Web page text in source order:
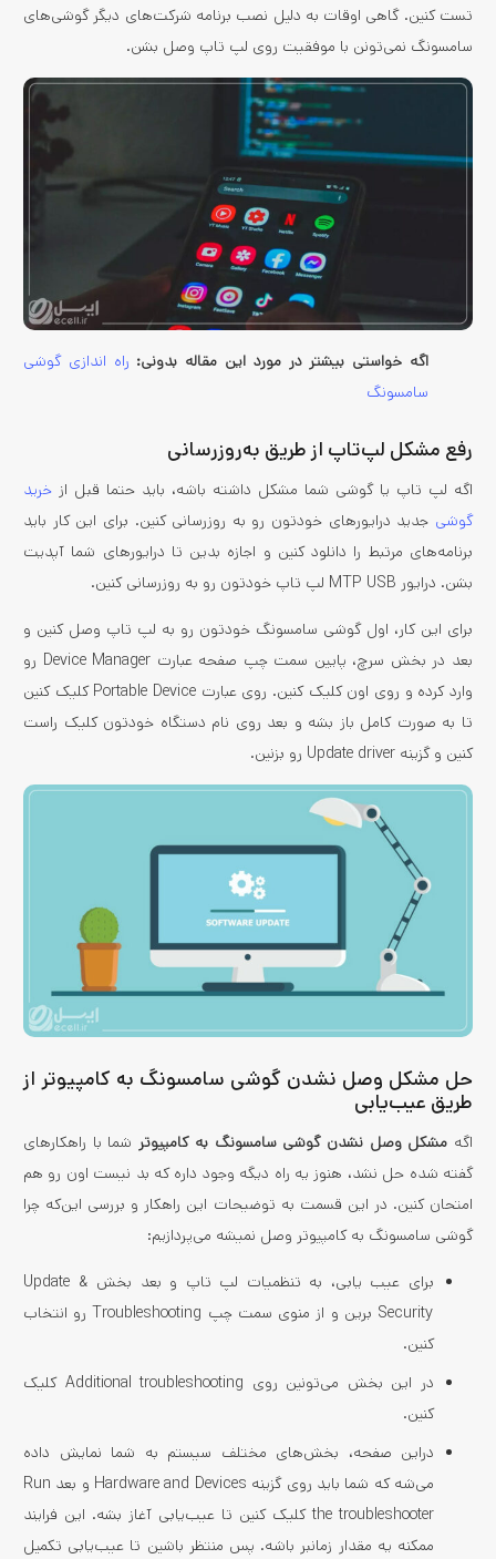
تست کنین. گاهی اوقات به دلیل نصب برنامه شرکت‌های دیگر گوشی‌های
سامسونگ نمی‌تونن با موفقیت روی لپ تاپ وصل بشن.
اگه خواستی بیشتر در مورد این مقاله بدونی: راه اندازی گوشی
سامسونگ
رفع مشکل لپ‌تاپ از طریق به‌روزرسانی
اگه لپ تاپ یا گوشی شما مشکل داشته باشه، باید حتما قبل از خرید
گوشی جدید درایورهای خودتون رو به روزرسانی کنین. برای این کار باید
برنامه‌های مرتبط را دانلود کنین و اجازه بدین تا درایورهای شما آپدیت
بشن. درایور MTP USB لپ تاپ خودتون رو به روزرسانی کنین.
برای این کار، اول گوشی سامسونگ خودتون رو به لپ تاپ وصل کنین و
بعد در بخش سرچ، پایین سمت چپ صفحه عبارت Device Manager رو
وارد کرده و روی اون کلیک کنین. روی عبارت Portable Device کلیک کنین
تا به صورت کامل باز بشه و بعد روی نام دستگاه خودتون کلیک راست
کنین و گزینه Update driver رو بزنین.
حل مشکل وصل نشدن گوشی سامسونگ به کامپیوتر از
طریق عیب‌یابی
اگه مشکل وصل نشدن گوشی سامسونگ به کامپیوتر شما با راهکارهای
گفته شده حل نشد، هنوز یه راه دیگه وجود داره که بد نیست اون رو هم
امتحان کنین. در این قسمت به توضیحات این راهکار و بررسی این‌که چرا
گوشی سامسونگ به کامپیوتر وصل نمیشه می‌پردازیم:
برای عیب یابی، به تنظمیات لپ تاپ و بعد بخش Update &
Security برین و از منوی سمت چپ Troubleshooting رو انتخاب
کنین.
در این بخش می‌تونین روی Additional troubleshooting کلیک
کنین.
دراین صفحه، بخش‌های مختلف سیستم به شما نمایش داده
می‌شه که شما باید روی گزینه Hardware and Devices و بعد Run
the troubleshooter کلیک کنین تا عیب‌یابی آغاز بشه. این فرایند
ممکنه یه مقدار زمانبر باشه. پس منتظر باشین تا عیب‌یابی تکمیل